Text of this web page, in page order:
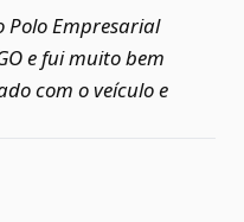
Polo Empresarial
e fui muito bem
com o veículo e